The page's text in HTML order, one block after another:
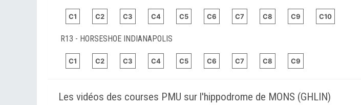
C1 C2 C3 C4 C5 C6 C7 C8 C9 C10
R13 - HORSESHOE INDIANAPOLIS
C1 C2 C3 C4 C5 C6 C7 C8 C9
Les vidéos des courses PMU sur l'hippodrome de MONS (GHLIN)